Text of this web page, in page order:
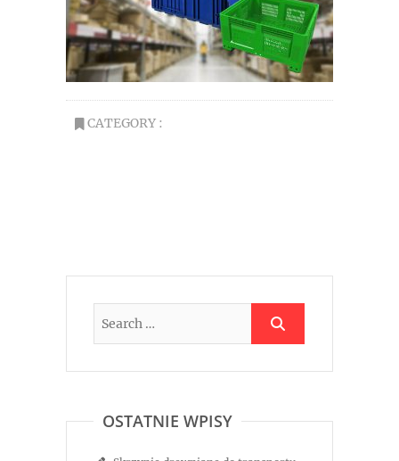
CATEGORY :
OSTATNIE WPISY